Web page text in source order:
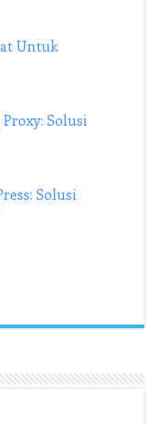
Untuk
Solusi
Solusi